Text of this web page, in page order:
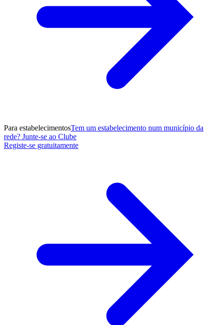
Para estabelecimentosTem um estabelecimento num município da
rede? Junte-se ao Clube
Registe-se gratuitamente